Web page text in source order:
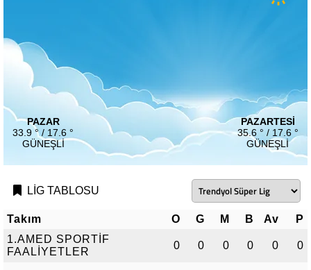
PAZAR
33.9 ° / 17.6 °
GÜNEŞLI
PAZARTESI
35.6 ° / 17.6 °
GÜNEŞLI
LİG TABLOSU
Takım O G M B Av
P
1.AMED SPORTİF
FAALİYETLER
0 0 0 0 0 0